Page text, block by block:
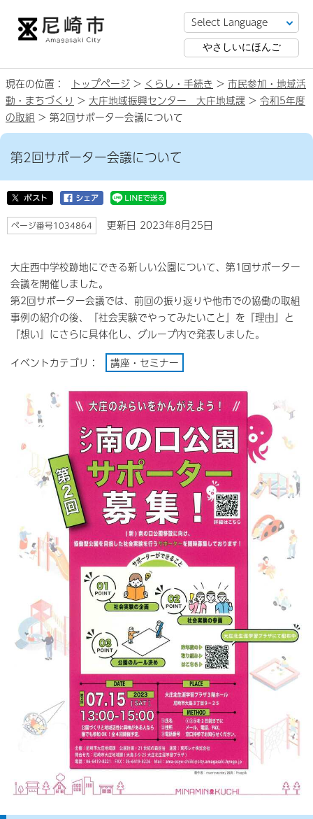
やさしいにほんご
現在の位置： トップページ > くらし・手続き > 市民参加・地域活
動・まちづくり > 大庄地域振興センター 大庄地域課 > 令和5年度
の取組 > 第2回サポーター会議について
第2回サポーター会議について
ページ番号1034864 更新日 2023年8月25日
大庄西中学校跡地にできる新しい公園について、第1回サポーター
会議を開催しました。
第2回サポーター会議では、前回の振り返りや他市での協働の取組
事例の紹介の後、『社会実験でやってみたいこと』を『理由』と
『想い』にさらに具体化し、グループ内で発表しました。
イベントカテゴリ：
講座・セミナー